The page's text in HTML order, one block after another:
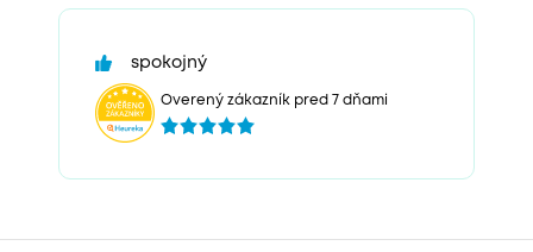
spokojný
Overený zákazník pred 7 dňami